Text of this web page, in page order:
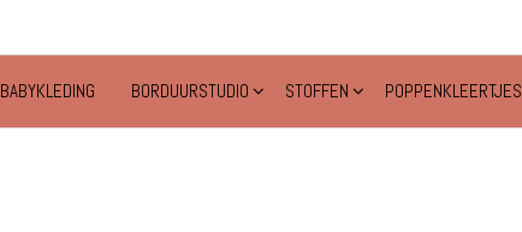
BABYKLEDING BORDUURSTUDIO STOFFEN POPPENKLEERTJES